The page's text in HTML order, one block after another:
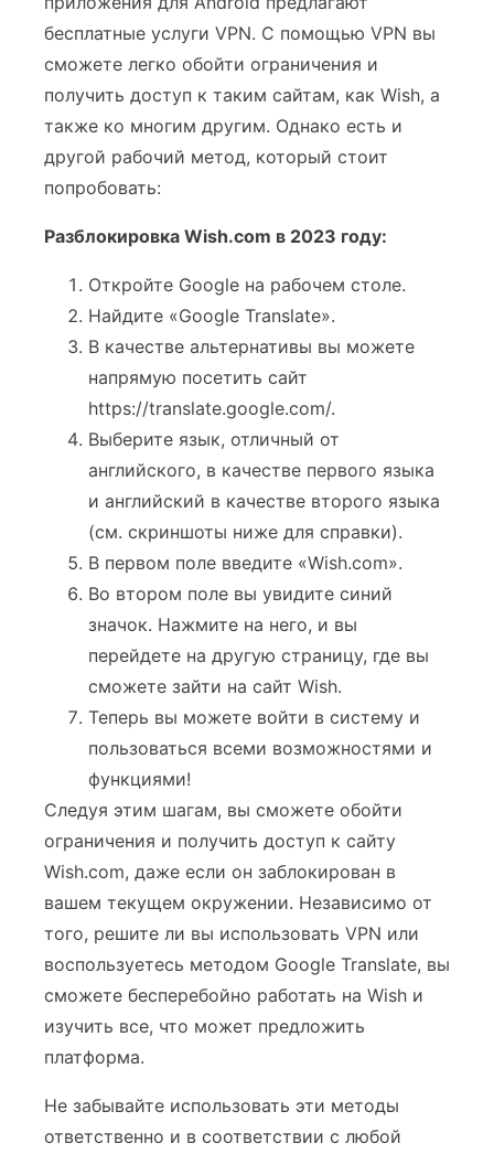
бесплатные услуги VPN. С помощью VPN вы
сможете легко обойти ограничения и
получить доступ к таким сайтам, как Wish, а
также ко многим другим. Однако есть и
другой рабочий метод, который стоит
попробовать:
Разблокировка Wish.com в 2023 году:
Откройте Google на рабочем столе.
Найдите «Google Translate».
В качестве альтернативы вы можете
напрямую посетить сайт
https://translate.google.com/.
Выберите язык, отличный от
английского, в качестве первого языка
и английский в качестве второго языка
(см. скриншоты ниже для справки).
В первом поле введите «Wish.com».
Во втором поле вы увидите синий
значок. Нажмите на него, и вы
перейдете на другую страницу, где вы
сможете зайти на сайт Wish.
Теперь вы можете войти в систему и
пользоваться всеми возможностями и
функциями!
Следуя этим шагам, вы сможете обойти
ограничения и получить доступ к сайту
Wish.com, даже если он заблокирован в
вашем текущем окружении. Независимо от
того, решите ли вы использовать VPN или
воспользуетесь методом Google Translate, вы
сможете бесперебойно работать на Wish и
изучить все, что может предложить
платформа.
Не забывайте использовать эти методы
ответственно и в соответствии с любой